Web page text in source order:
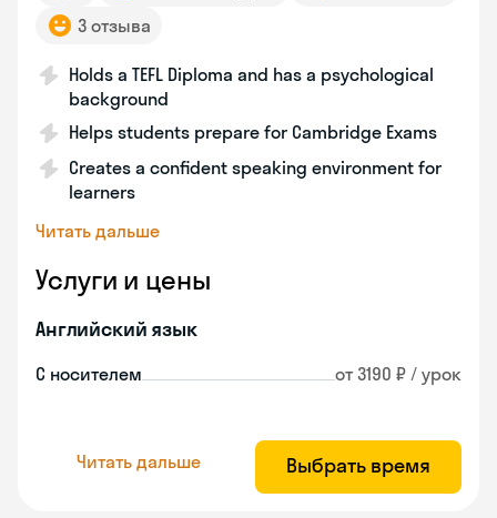
3 отзыва
Holds a TEFL Diploma and has a psychological
background
Helps students prepare for Cambridge Exams
Creates a confident speaking environment for
learners
Читать дальше
Услуги и цены
Английский язык
С носителем от 3190 ₽ / урок
Читать дальше Выбрать время